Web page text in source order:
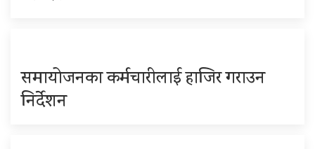
समायोजनका कर्मचारीलाई हाजिर गराउन
निर्देशन